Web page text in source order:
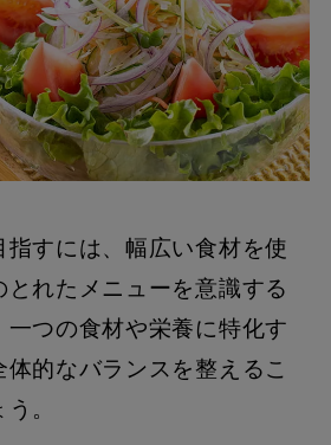
すには、幅広い食材を使
れたメニューを意識する
一つの食材や栄養に特化す
的なバランスを整えるこ
。